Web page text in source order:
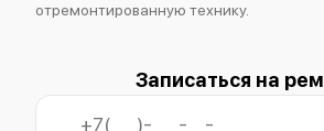
отремонтированную технику.
Записаться на